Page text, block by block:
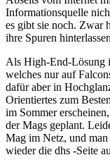
Informationsquelle
es gibt sie noch. Zwar
ihre Spuren
Als High-End-Lösung
welches nur auf
dafür aber in
Orientiertes zum
im Sommer
der Mags geplant.
Mag im Netz, und man
wieder die dhs -Seite